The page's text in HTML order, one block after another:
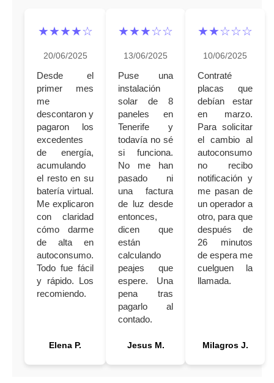
★★★★☆
20/06/2025
Desde el
primer mes
me
descontaron y
pagaron los
excedentes
de energía,
acumulando
el resto en su
batería virtual.
Me explicaron
con claridad
cómo darme
de alta en
autoconsumo.
Todo fue fácil
y rápido. Los
recomiendo.
Elena P.
★★★☆☆
13/06/2025
Puse una
instalación
solar de 8
paneles en
Tenerife y
todavía no sé
si funciona.
No me han
pasado ni
una factura
de luz desde
entonces,
dicen que
están
calculando
peajes que
espere. Una
pena tras
pagarlo al
contado.
Jesus M.
★★☆☆☆
10/06/2025
Contraté
placas que
debían estar
en marzo.
Para solicitar
el cambio al
autoconsumo
no recibo
notificación y
me pasan de
un operador a
otro, para que
después de
26 minutos
de espera me
cuelguen la
llamada.
Milagros J.